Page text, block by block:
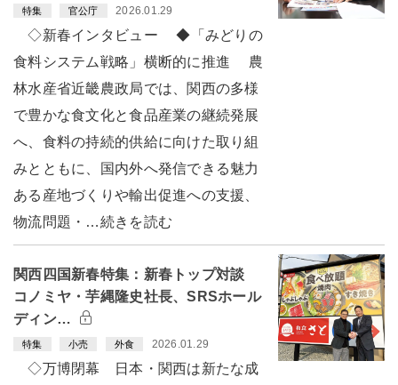
特集 官公庁 2026.01.29
◇新春インタビュー ◆「みどりの
食料システム戦略」横断的に推進 農
林水産省近畿農政局では、関西の多様
で豊かな食文化と食品産業の継続発展
へ、食料の持続的供給に向けた取り組
みとともに、国内外へ発信できる魅力
ある産地づくりや輸出促進への支援、
物流問題・…続きを読む
関西四国新春特集：新春トップ対談
コノミヤ・芋縄隆史社長、SRSホール
ディン…
特集 小売 外食 2026.01.29
◇万博閉幕 日本・関西は新たな成